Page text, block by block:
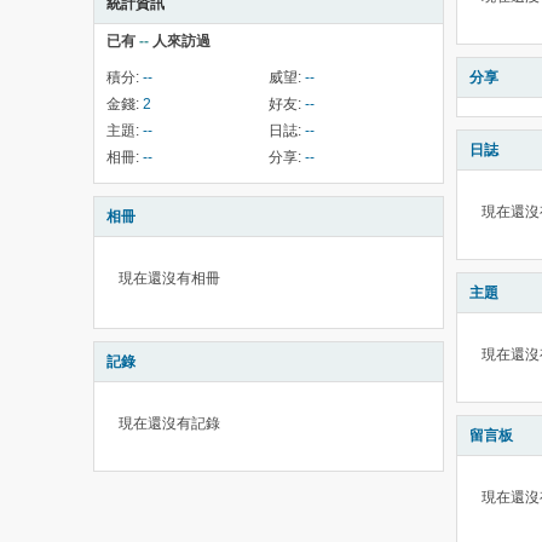
統計資訊
已有 -- 人來訪過
積分: -- 威望: --
金錢: 2 好友: --
主題: -- 日誌: --
相冊: -- 分享: --
相冊
現在還沒有相冊
記錄
現在還沒有記錄
分享
日誌
現在還
主題
現在還
留言板
現在還